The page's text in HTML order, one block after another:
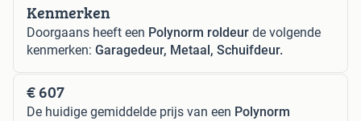
Kenmerken
Doorgaans heeft een Polynorm roldeur de volgende
kenmerken: Garagedeur, Metaal, Schuifdeur.
€ 607
De huidige gemiddelde prijs van een Polynorm